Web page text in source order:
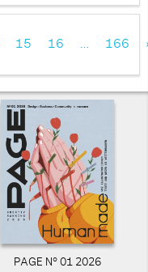
15 16 166
PAGE N° 01 2026